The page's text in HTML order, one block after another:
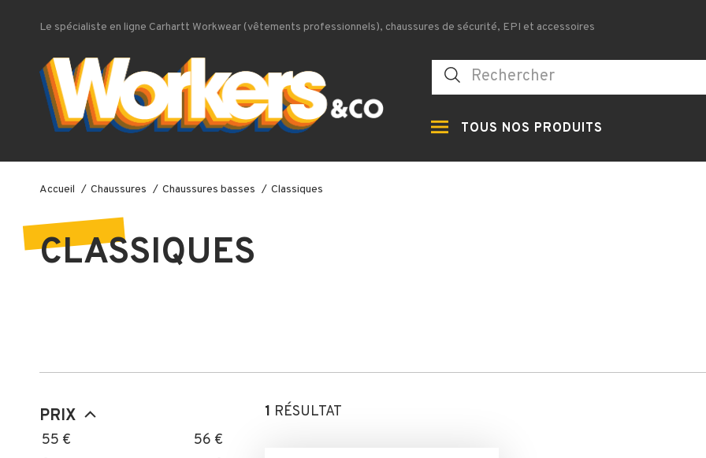
Le spécialiste en ligne Carhartt Workwear (vêtements professionnels), chaussures de sécurité, EPI et accessoires
TOUS NOS PRODUITS
Accueil Chaussures Chaussures basses Classiques
CLASSIQUES
PRIX
55 € 56 €
1 RÉSULTAT